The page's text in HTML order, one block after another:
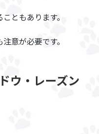
ともあります。
意が必要です。
ウ・レーズン